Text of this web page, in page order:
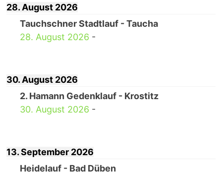
28. August 2026
Tauchschner Stadtlauf - Taucha
28. August 2026 -
30. August 2026
2. Hamann Gedenklauf - Krostitz
30. August 2026 -
13. September 2026
Heidelauf - Bad Düben